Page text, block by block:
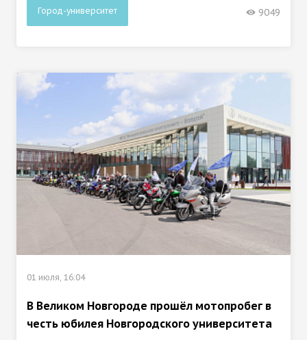
Город-университет 9049
01 июля, 16:04
В Великом Новгороде прошёл мотопробег в
честь юбилея Новгородского университета